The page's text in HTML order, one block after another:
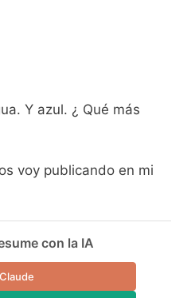
Y azul. ¿ Qué más
voy publicando en mi
con la IA
Claude